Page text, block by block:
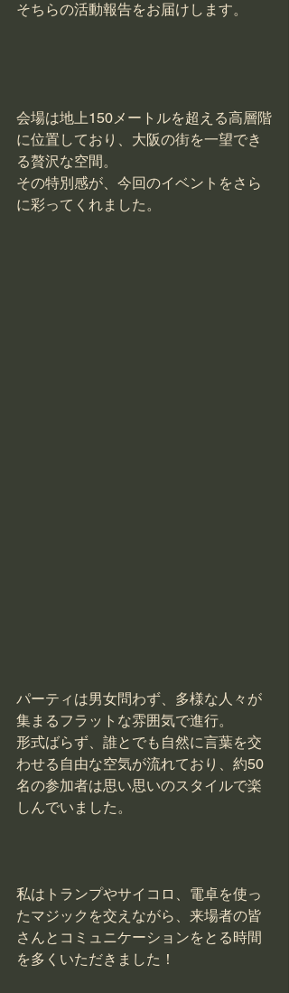
そちらの活動報告をお届けします。
会場は地上150メートルを超える高層階
に位置しており、大阪の街を一望でき
る贅沢な空間。
その特別感が、今回のイベントをさら
に彩ってくれました。
パーティは男女問わず、多様な人々が
集まるフラットな雰囲気で進行。
形式ばらず、誰とでも自然に言葉を交
わせる自由な空気が流れており、約50
名の参加者は思い思いのスタイルで楽
しんでいました。
私はトランプやサイコロ、電卓を使っ
たマジックを交えながら、来場者の皆
さんとコミュニケーションをとる時間
を多くいただきました！